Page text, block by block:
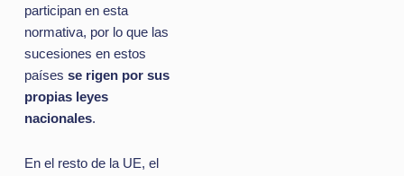
participan en esta
normativa, por lo que las
sucesiones en estos
países se rigen por sus
propias leyes
nacionales.
En el resto de la UE, el